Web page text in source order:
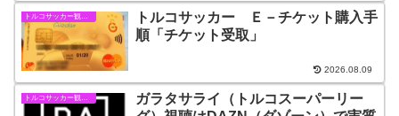
トルコサッカー Ｅ－チケット購入手
順「チケット受取」
2026.08.09
トルコサッカー観戦情報
ガラタサライ（トルコスーパーリー